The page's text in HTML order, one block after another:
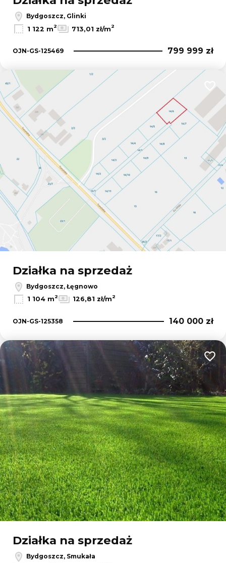
Bydgoszcz, Glinki
1 122 m2 713,01 zł/m2
OJN-GS-125469 799 999 zł
Działka na sprzedaż
Bydgoszcz, Łęgnowo
1 104 m2 126,81 zł/m2
OJN-GS-125358 140 000 zł
Działka na sprzedaż
Bydgoszcz, Smukała